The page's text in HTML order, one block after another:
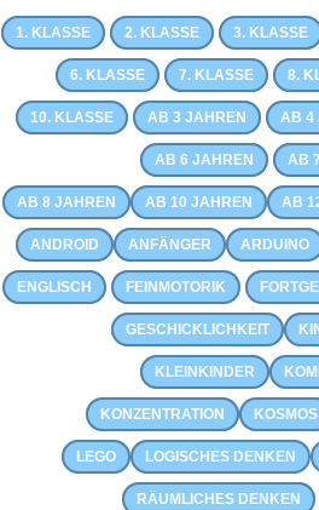
1. KLASSE 2. KLASSE 3. KLASSE
6. KLASSE 7. KLASSE 8.
10. KLASSE AB 3 JAHREN AB 4
AB 6 JAHREN AB
AB 8 JAHREN AB 10 JAHREN AB
ANDROID ANFÄNGER ARDUINO
ENGLISCH FEINMOTORIK
GESCHICKLICHKEIT
KLEINKINDER
KONZENTRATION KOSMOS
LEGO LOGISCHES DENKEN
RÄUMLICHES DENKEN